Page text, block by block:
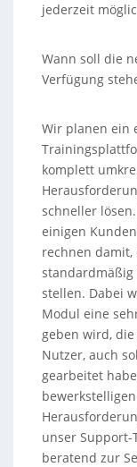
jederzeit
Wann soll die
Verfügung
Wir planen ein
komplett
schneller
einigen
rechnen
standardmäßig
stellen. Dabei
Modul eine
geben wird,
Nutzer, auch
gearbeitet
unser Support-
beratend zur